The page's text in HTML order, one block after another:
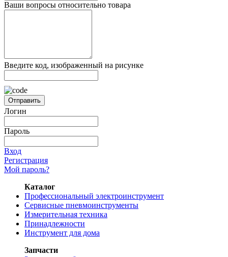
Ваши вопросы относительно товара
Введите код, изображенный на рисунке
Отправить
Логин
Пароль
Вход
Регистрация
Мой пароль?
Каталог
Профессиональный электроинструмент
Сервисные пневмоинструменты
Измерительная техника
Принадлежности
Инструмент для дома
Запчасти